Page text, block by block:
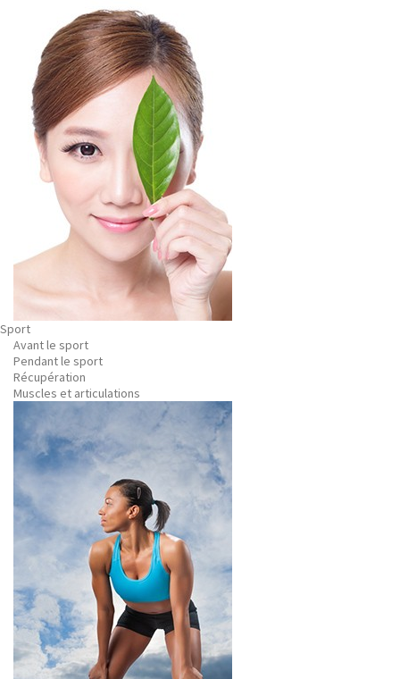
Sport
Avant le sport
Pendant le sport
Récupération
Muscles et articulations